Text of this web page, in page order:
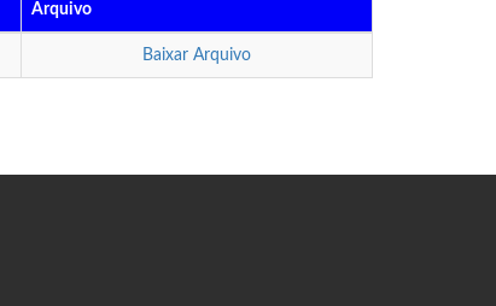
Arquivo
Baixar Arquivo